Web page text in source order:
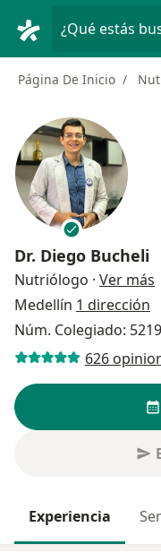
¿Qué estás
Página De Inicio
Dr. Diego Bucheli
Nutriólogo · Ver más
Medellín 1 dirección
Núm. Colegiado:
626
Experiencia